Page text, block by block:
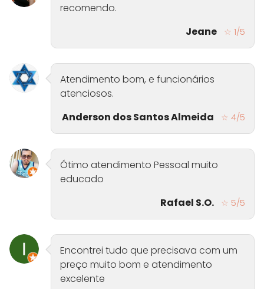
recomendo.
Jeane
☆ 1/5
Atendimento bom, e funcionários
atenciosos.
Anderson dos Santos Almeida
☆ 4/5
Ótimo atendimento Pessoal muito
educado
Rafael S.O.
☆ 5/5
Encontrei tudo que precisava com um
preço muito bom e atendimento
excelente